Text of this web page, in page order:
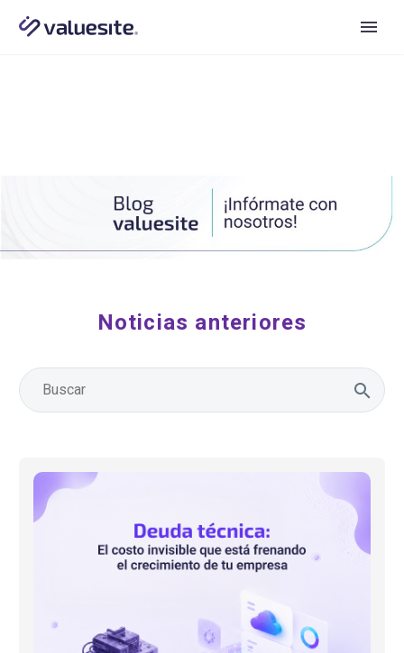
Noticias anteriores
técnica:
el
costo
que
está